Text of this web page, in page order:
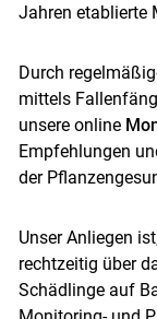
Jahren etablierte
Durch
mittels
unsere online
Empfehlungen
der
Unser Anliegen
rechtzeitig über
Schädlinge auf